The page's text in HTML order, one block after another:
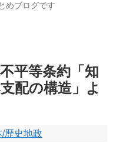
めブログです
平等条約「知
配の構造」よ
/歴史地政